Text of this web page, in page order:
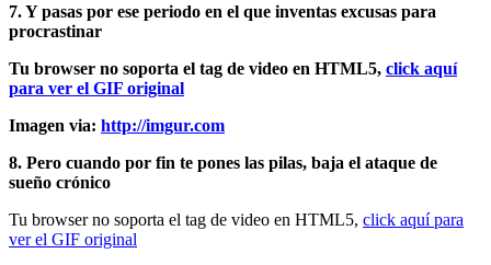
7. Y pasas por ese periodo en el que inventas excusas para
procrastinar
Tu browser no soporta el tag de video en HTML5, click aquí
para ver el GIF original
Imagen via: http://imgur.com
8. Pero cuando por fin te pones las pilas, baja el ataque de
sueño crónico
Tu browser no soporta el tag de video en HTML5, click aquí para
ver el GIF original